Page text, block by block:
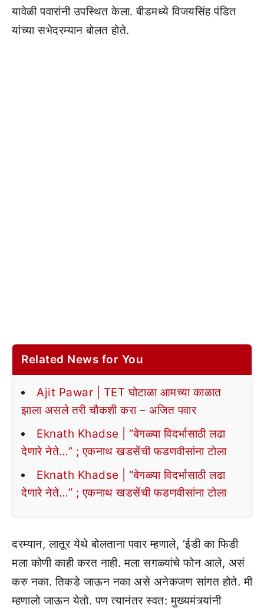
यावेळी पवारांनी उपस्थित केला. बीडमध्ये विजयसिंह पंडित
यांच्या सभेदरम्यान बोलत होते.
Related News for You
Ajit Pawar | TET घोटाळा आमच्या काळात
झाला असले तरी चौकशी करा – अजित पवार
Eknath Khadse | “वेगळ्या विदर्भासाठी लढा
देणारे नेते…” ; एकनाथ खडसेंची फडणवीसांना टोला
Eknath Khadse | “वेगळ्या विदर्भासाठी लढा
देणारे नेते…” ; एकनाथ खडसेंची फडणवीसांना टोला
दरम्यान, लातूर येथे बोलताना पवार म्हणाले, ‘ईडी का फिडी
मला कोणी काही करत नाही. मला सगळ्यांचे फोन आले, असं
करु नका. तिकडे जाऊन नका असे अनेकजण सांगत होते. मी
म्हणालो जाऊन येतो. पण त्यानंतर स्वत: मुख्यमंत्र्यांनी